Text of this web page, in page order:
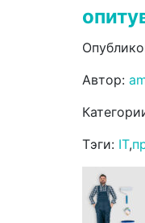
Автор:
Тэги: IT,